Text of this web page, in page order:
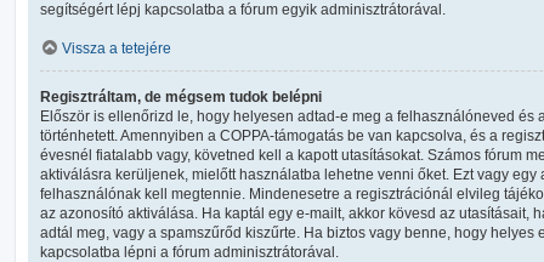
segítségért lépj kapcsolatba a fórum egyik adminisztrátorával.
Vissza a tetejére
Regisztráltam, de mégsem tudok belépni
Először is ellenőrizd le, hogy helyesen adtad-e meg a felhasználóneved és
történhetett. Amennyiben a COPPA-támogatás be van kapcsolva, és a
évesnél fiatalabb vagy, követned kell a kapott utasításokat. Számos fórum
aktiválásra kerüljenek, mielőtt használatba lehetne venni őket. Ezt vagy egy
felhasználónak kell megtennie. Mindenesetre a regisztrációnál elvileg
az azonosító aktiválása. Ha kaptál egy e-mailt, akkor kövesd az utasításait,
adtál meg, vagy a spamszűrőd kiszűrte. Ha biztos vagy benne, hogy helyes
kapcsolatba lépni a fórum adminisztrátorával.